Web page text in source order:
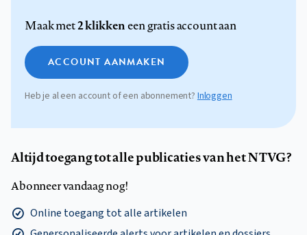
Maak met2 klikkeneen gratis account aan
ACCOUNT AANMAKEN
Heb je al een account of een abonnement?Inloggen
Altijd toegang tot alle publicaties van het NTVG?
Abonneer vandaag nog!
Online toegang tot alle artikelen